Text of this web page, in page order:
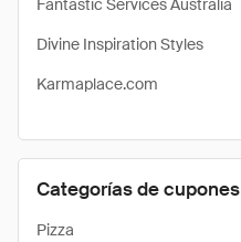
Fantastic Services Australia
Divine Inspiration Styles
Karmaplace.com
Categorías de cupones
Pizza